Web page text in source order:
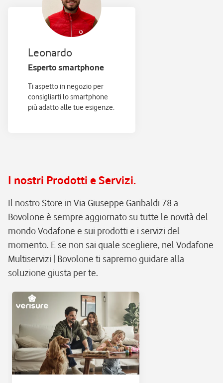
Leonardo
Esperto smartphone
Ti aspetto in negozio per
consigliarti lo smartphone
più adatto alle tue esigenze.
I nostri Prodotti e Servizi.
Il nostro Store in Via Giuseppe Garibaldi 78 a
Bovolone è sempre aggiornato su tutte le novità del
mondo Vodafone e sui prodotti e i servizi del
momento. E se non sai quale scegliere, nel Vodafone
Multiservizi | Bovolone ti sapremo guidare alla
soluzione giusta per te.